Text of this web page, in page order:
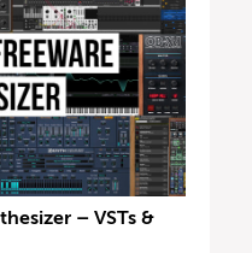
– VSTs &